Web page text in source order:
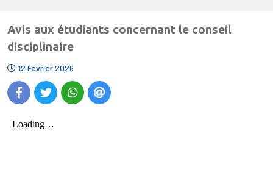
Avis aux étudiants concernant le conseil
disciplinaire
12 Février 2026